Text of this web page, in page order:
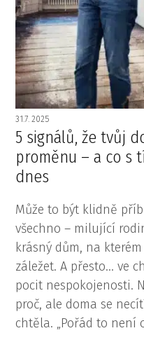
31.7. 2025
5 signálů, že tvůj
proměnu – a co s
dnes
Může to být klidně
všechno – milující
krásný dům, na
záležet. A přesto… ve
pocit nespokojenosti.
proč, ale doma se
chtěla. „Pořád to není